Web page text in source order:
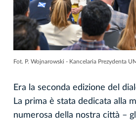
Fot. P. Wojnarowski - Kancelaria Prezydenta
Era la seconda edizione del
La prima è stata dedicata alla
numerosa della nostra città –